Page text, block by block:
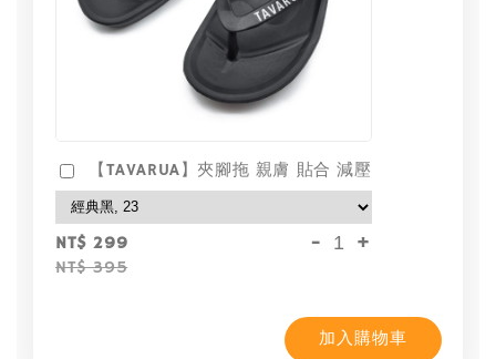
【TAVARUA】夾腳拖 親膚 貼合 減壓
NT$ 299
NT$ 395
- +
加入購物車